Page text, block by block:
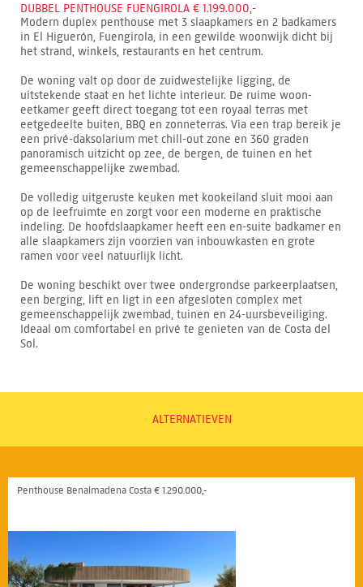
DUBBEL PENTHOUSE FUENGIROLA € 1.199.000,-
Modern duplex penthouse met 3 slaapkamers en 2 badkamers
in El Higuerón, Fuengirola, in een gewilde woonwijk dicht bij
het strand, winkels, restaurants en het centrum.
De woning valt op door de zuidwestelijke ligging, de
uitstekende staat en het lichte interieur. De ruime woon-
eetkamer geeft direct toegang tot een royaal terras met
eetgedeelte buiten, BBQ en zonneterras. Via een trap bereik je
een privé-daksolarium met chill-out zone en 360 graden
panoramisch uitzicht op zee, de bergen, de tuinen en het
gemeenschappelijke zwembad.
De volledig uitgeruste keuken met kookeiland sluit mooi aan
op de leefruimte en zorgt voor een moderne en praktische
indeling. De hoofdslaapkamer heeft een en-suite badkamer en
alle slaapkamers zijn voorzien van inbouwkasten en grote
ramen voor veel natuurlijk licht.
De woning beschikt over twee ondergrondse parkeerplaatsen,
een berging, lift en ligt in een afgesloten complex met
gemeenschappelijk zwembad, tuinen en 24-uursbeveiliging.
Ideaal om comfortabel en privé te genieten van de Costa del
Sol.
ALTERNATIEVEN
Penthouse Benalmadena Costa € 1.290.000,-